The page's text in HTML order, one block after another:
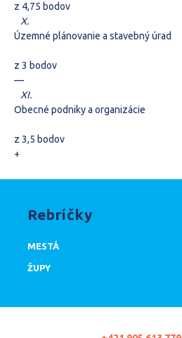
z 4,75 bodov
X.
Územné plánovanie a stavebný úrad
z 3 bodov
––
XI.
Obecné podniky a organizácie
z 3,5 bodov
+
Rebríčky
MESTÁ
ŽUPY